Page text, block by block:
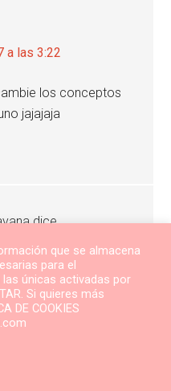
a las 3:22
los conceptos
jajajaja
dice
que se almacena
para el
únicas activadas por
Si quieres más
DE COOKIES